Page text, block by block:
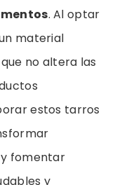
. Al optar
material
no altera las
estos tarros
fomentar
y